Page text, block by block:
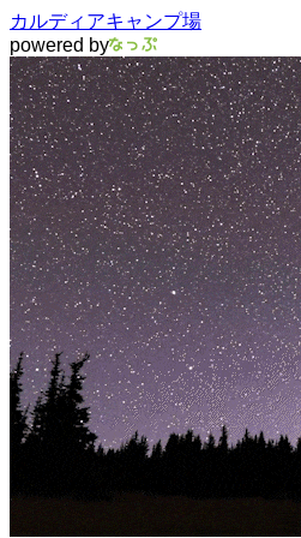
カルディアキャンプ場
powered by